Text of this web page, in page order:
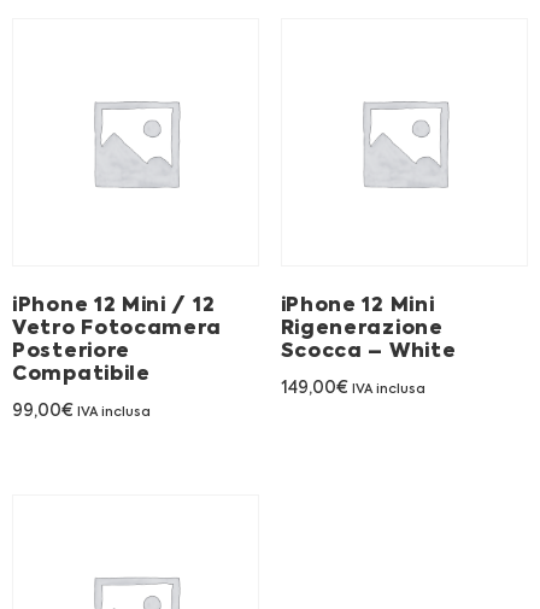
iPhone 12 Mini / 12
Vetro Fotocamera
Posteriore
Compatibile
99,00€ IVA inclusa
iPhone 12 Mini
Rigenerazione
Scocca – White
149,00€ IVA inclusa